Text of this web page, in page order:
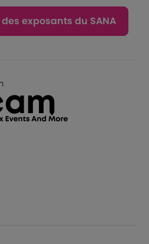
exposants du SANA